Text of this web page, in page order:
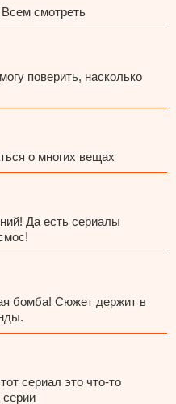
смотреть
поверить, насколько
о многих вещах
Да есть сериалы
бомба! Сюжет держит в
сериал это что-то
серии